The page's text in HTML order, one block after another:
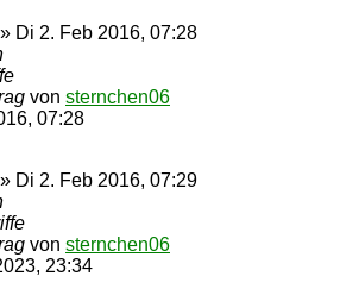
» Di 2. Feb 2016, 07:28
von sternchen06
07:28
» Di 2. Feb 2016, 07:29
von sternchen06
23:34